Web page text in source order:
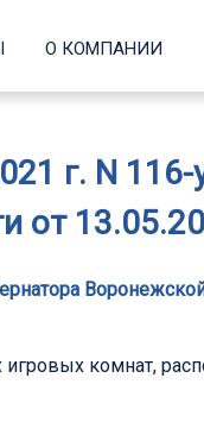
О КОМПАНИИ
г. N
от
игровых комнат,